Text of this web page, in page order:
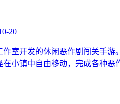
20
室开发的休闲恶作剧闯关手
小镇中自由移动，完成各种恶